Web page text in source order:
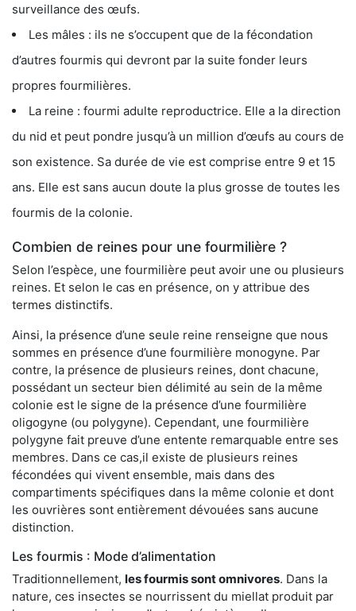
surveillance des œufs.
Les mâles : ils ne s’occupent que de la fécondation
d’autres fourmis qui devront par la suite fonder leurs
propres fourmilières.
La reine : fourmi adulte reproductrice. Elle a la direction
du nid et peut pondre jusqu’à un million d’œufs au cours de
son existence. Sa durée de vie est comprise entre 9 et 15
ans. Elle est sans aucun doute la plus grosse de toutes les
fourmis de la colonie.
Combien de reines pour une fourmilière ?
Selon l’espèce, une fourmilière peut avoir une ou plusieurs
reines. Et selon le cas en présence, on y attribue des
termes distinctifs.
Ainsi, la présence d’une seule reine renseigne que nous
sommes en présence d’une fourmilière monogyne. Par
contre, la présence de plusieurs reines, dont chacune,
possédant un secteur bien délimité au sein de la même
colonie est le signe de la présence d’une fourmilière
oligogyne (ou polygyne). Cependant, une fourmilière
polygyne fait preuve d’une entente remarquable entre ses
membres. Dans ce cas,il existe de plusieurs reines
fécondées qui vivent ensemble, mais dans des
compartiments spécifiques dans la même colonie et dont
les ouvrières sont entièrement dévouées sans aucune
distinction.
Les fourmis : Mode d’alimentation
Traditionnellement, les fourmis sont omnivores. Dans la
nature, ces insectes se nourrissent du miellat produit par